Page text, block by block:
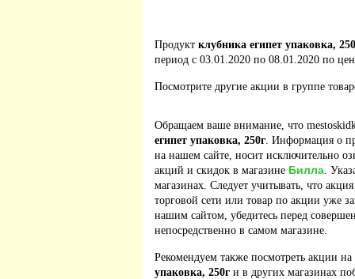
Продукт клубника египет упаковка,
период с 03.01.2020 по 08.01.2020 по
Посмотрите другие акции в группе
Обращаем ваше внимание, что
египет упаковка, 250г. Информация о
на нашем сайте, носит исключительно
акций и скидок в магазине Билла.
магазинах. Следует учитывать, что
торговой сети или товар по акции уже
нашим сайтом, убедитесь перед
непосредственно в самом магазине.
Рекомендуем также посмотреть акции
упаковка, 250г и в других магазинах